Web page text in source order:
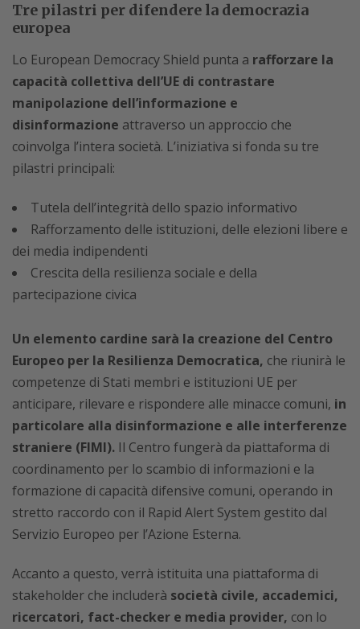
Tre pilastri per difendere la democrazia
europea
Lo European Democracy Shield punta a rafforzare la
capacità collettiva dell’UE di contrastare
manipolazione dell’informazione e
disinformazione attraverso un approccio che
coinvolga l’intera società. L’iniziativa si fonda su tre
pilastri principali:
Tutela dell’integrità dello spazio informativo
Rafforzamento delle istituzioni, delle elezioni libere e
dei media indipendenti
Crescita della resilienza sociale e della
partecipazione civica
Un elemento cardine sarà la creazione del Centro
Europeo per la Resilienza Democratica, che riunirà le
competenze di Stati membri e istituzioni UE per
anticipare, rilevare e rispondere alle minacce comuni, in
particolare alla disinformazione e alle interferenze
straniere (FIMI). Il Centro fungerà da piattaforma di
coordinamento per lo scambio di informazioni e la
formazione di capacità difensive comuni, operando in
stretto raccordo con il Rapid Alert System gestito dal
Servizio Europeo per l’Azione Esterna.
Accanto a questo, verrà istituita una piattaforma di
stakeholder che includerà società civile, accademici,
ricercatori, fact-checker e media provider, con lo